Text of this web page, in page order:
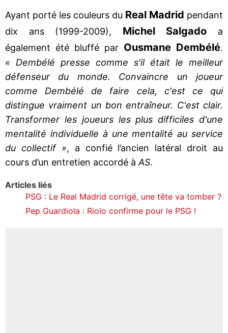
Ayant porté les couleurs du Real Madrid pendant
dix ans (1999-2009), Michel Salgado a
également été bluffé par Ousmane Dembélé.
« Dembélé presse comme s'il était le meilleur
défenseur du monde. Convaincre un joueur
comme Dembélé de faire cela, c'est ce qui
distingue vraiment un bon entraîneur. C'est clair.
Transformer les joueurs les plus difficiles d'une
mentalité individuelle à une mentalité au service
du collectif », a confié l’ancien latéral droit au
cours d’un entretien accordé à AS.
Articles liés
PSG : Le Real Madrid corrigé, une tête va tomber ?
Pep Guardiola : Riolo confirme pour le PSG !